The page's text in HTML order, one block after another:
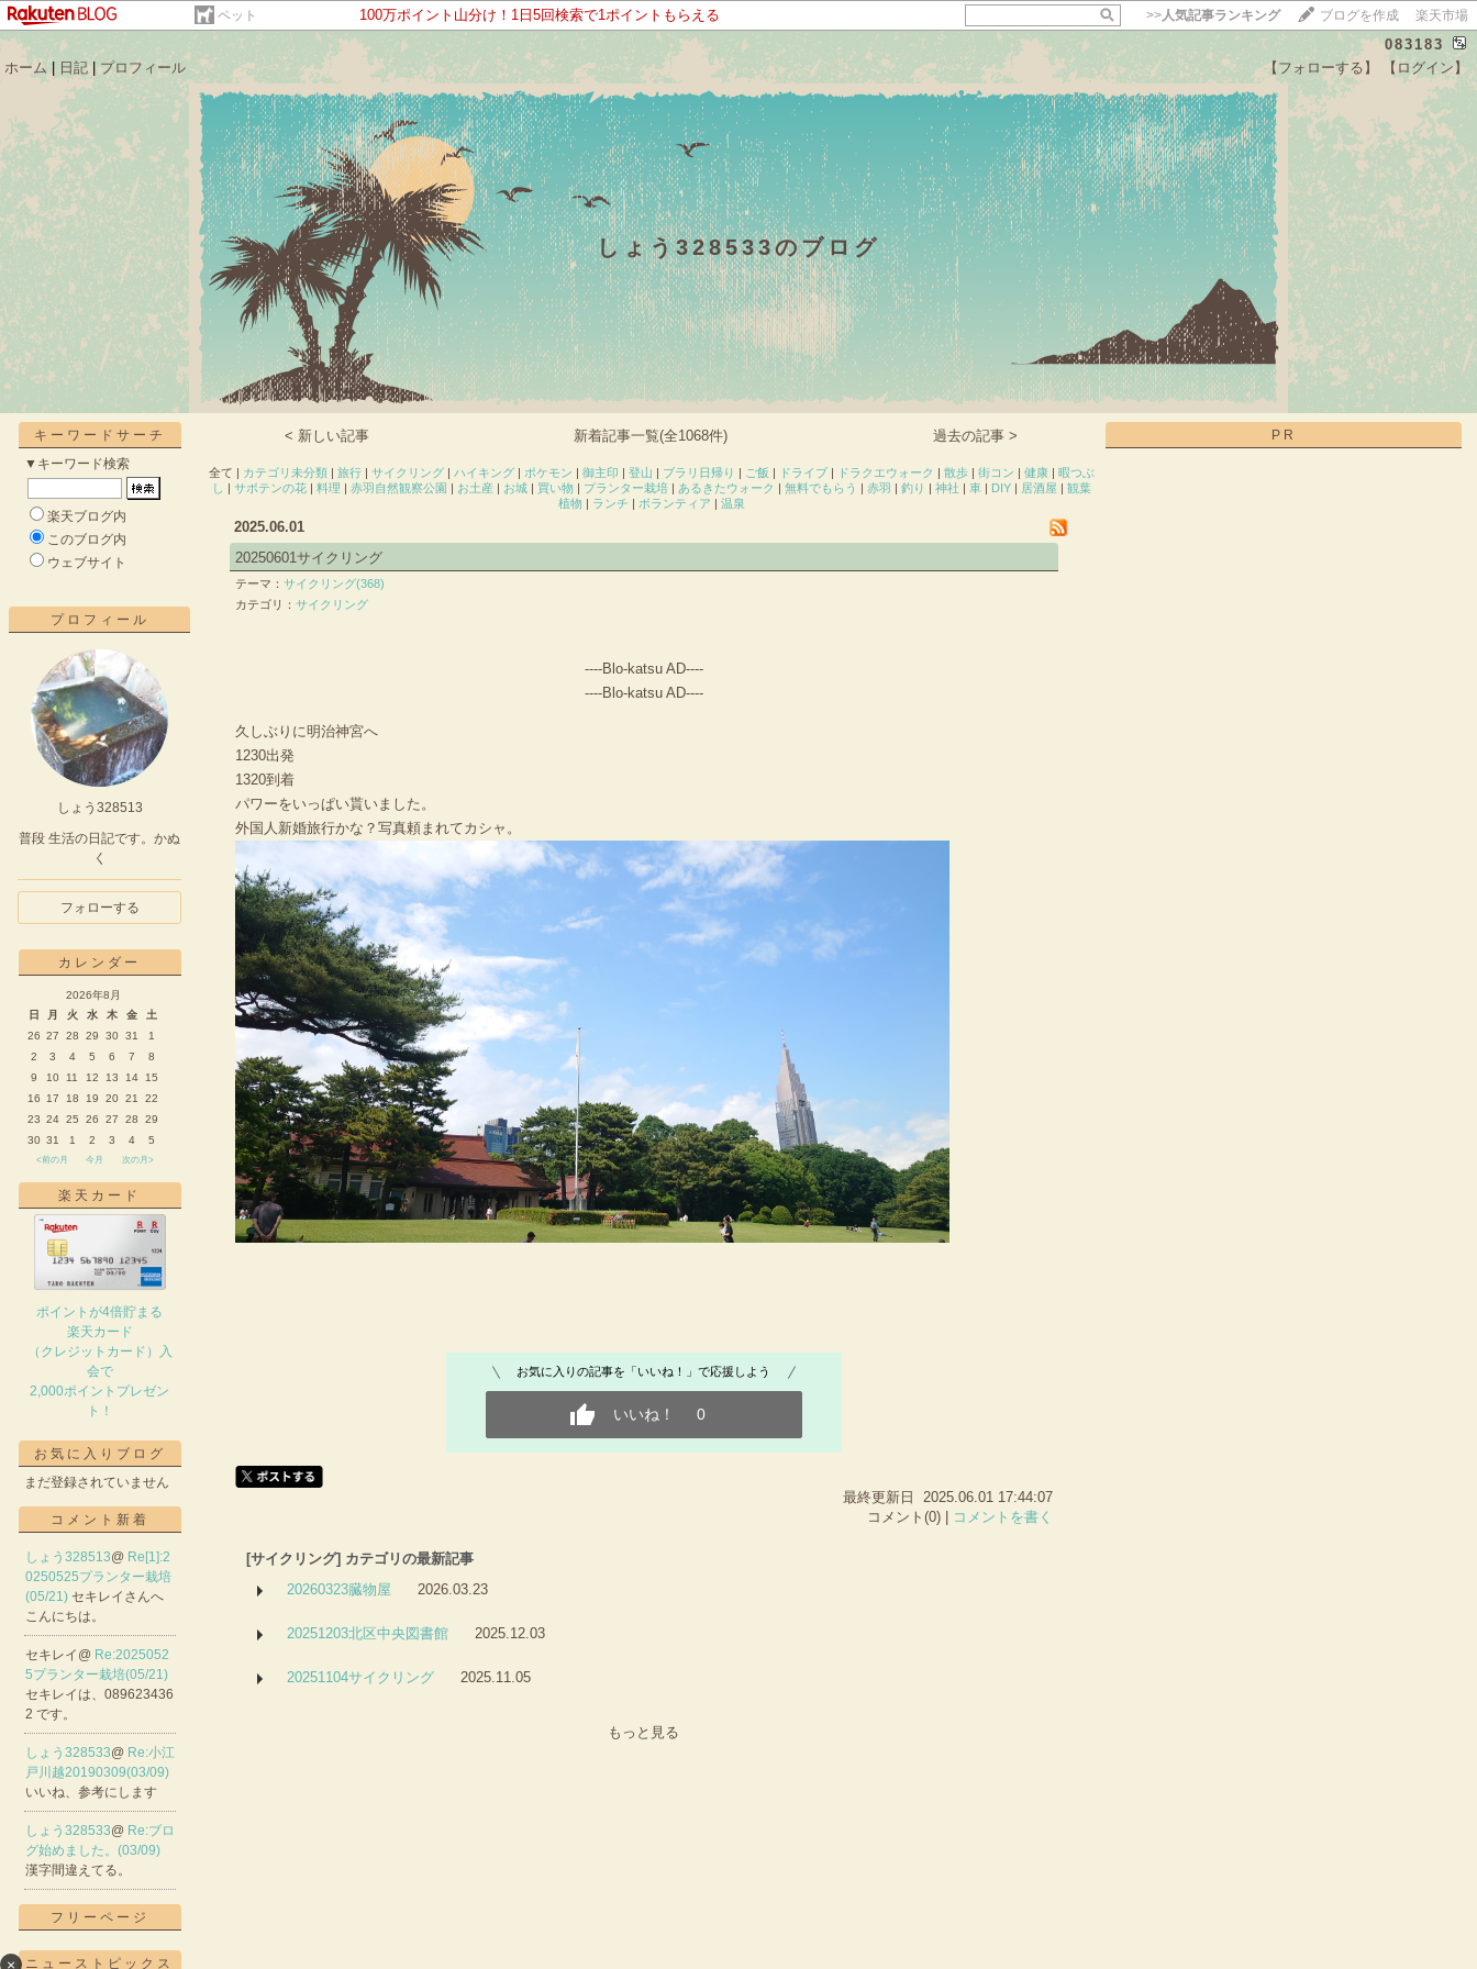
ペット 100万ポイント山分け！1日5回検索で1ポイントもらえる >>人気記事ランキング ブログを作成 楽天市場
【毎日開催】
15記事にいいね！で1ポイント
10秒滞在
いいね! --/--
083183
ホーム| 日記|プロフィール 【フォローする】 【ログイン】
しょう328533のブログ
キーワードサーチ
▼キーワード検索
楽天ブログ内
このブログ内
ウェブサイト
プロフィール
しょう328513
普段 生活の日記です。かぬ
く
フォローする
カレンダー
2026年8月
日
月 火 水 木 金
土
26 27 28 29 30 31
1
2
3 4 5 6 7
8
9
10 11 12 13 14
15
16
17 18 19 20 21
22
23 24 25 26 27 28
29
30 31 1 2 3 4 5
<前の月 今月 次の月>
楽天カード
ポイントが4倍貯まる
楽天カード
（クレジットカード）入
会で
2,000ポイントプレゼン
ト！
お気に入りブログ
まだ登録されていません
コメント新着
しょう328513@ Re[1]:2
0250525プランター栽培
(05/21) セキレイさんへ
こんにちは。
セキレイ@ Re:2025052
5プランター栽培(05/21)
セキレイは、089623436
2 です。
しょう328533@ Re:小江
戸川越20190309(03/09)
いいね、参考にします
しょう328533@ Re:ブロ
グ始めました。(03/09)
漢字間違えてる。
フリーページ
ニューストピックス
< 新しい記事 新着記事一覧(全1068件) 過去の記事 >
全て | カテゴリ未分類| 旅行| サイクリング| ハイキング| ポケモン | 御主印 | 登山 | ブラリ日帰り | ご飯 | ドライブ| ドラクエウォーク | 散歩| 街コン | 健康 | 暇つぶ
し | サボテンの花| 料理 | 赤羽自然観察公園 | お土産 | お城| 買い物| プランター栽培| あるきたウォーク | 無料でもらう | 赤羽 | 釣り | 神社 | 車| DIY| 居酒屋 | 観葉
植物| ランチ | ボランティア | 温泉
2025.06.01
20250601サイクリング
テーマ：サイクリング(368)
カテゴリ：サイクリング
----Blo-katsu AD----
----Blo-katsu AD----
久しぶりに明治神宮へ
1230出発
1320到着
パワーをいっぱい貰いました。
外国人新婚旅行かな？写真頼まれてカシャ。
お気に入りの記事を「いいね！」で応援しよう
いいね！ 0
最終更新日 2025.06.01 17:44:07
コメント(0) |
コメントを書く
[サイクリング] カテゴリの最新記事
20260323臓物屋
2026.03.23
20251203北区中央図書館 2025.12.03
20251104サイクリング 2025.11.05
もっと見る
PR
×